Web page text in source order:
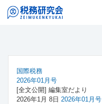
国際税務
2026年01月号
[全文公開] 編集室だより
2026年1月 8日 2026年01月号